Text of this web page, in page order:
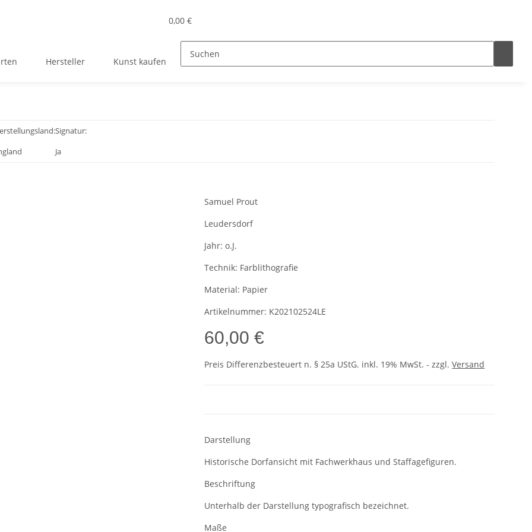
0,00 €
Hersteller Kunst kaufen
Signatur:
Ja
Samuel Prout
Leudersdorf
Jahr: o.J.
Technik: Farblithografie
Material: Papier
Artikelnummer: K202102524LE
60,00 €
Preis Differenzbesteuert n. § 25a UStG. inkl. 19% MwSt. - zzgl.Versand
Darstellung
Historische Dorfansicht mit Fachwerkhaus und Staffagefiguren.
Beschriftung
Unterhalb der Darstellung typografisch bezeichnet.
Maße